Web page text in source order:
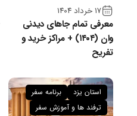
۱۷ خرداد ۱۴۰۴
معرفی تمام جاهای دیدنی
وان (۱۴۰۴) + مراکز خرید و
تفریح
استان یزد
برنامه سفر
ترفند ها و آموزش سفر